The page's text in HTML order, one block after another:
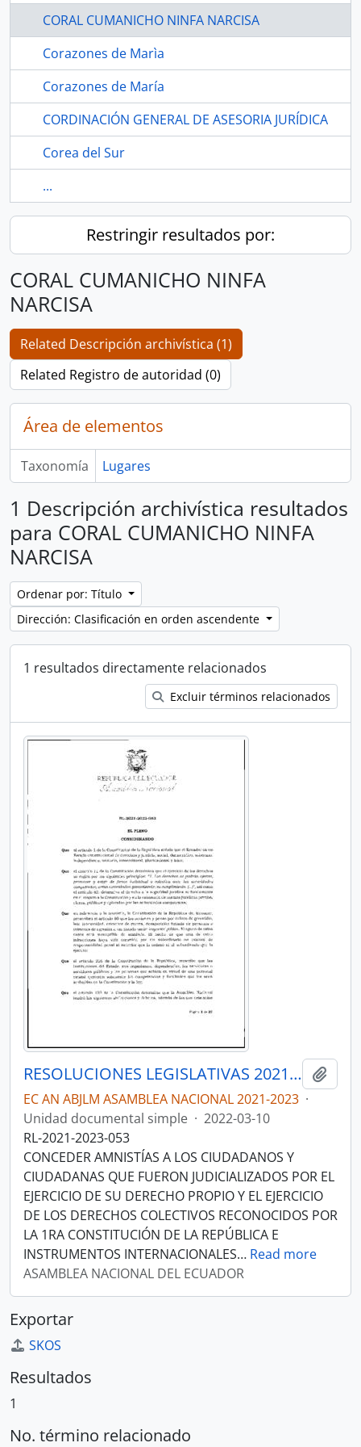
CORAL CUMANICHO NINFA NARCISA
Corazones de Marìa
Corazones de María
CORDINACIÓN GENERAL DE ASESORIA JURÍDICA
Corea del Sur
...
Restringir resultados por:
CORAL CUMANICHO NINFA
NARCISA
Related Descripción archivística (1)
Related Registro de autoridad (0)
Área de elementos
Taxonomía Lugares
1 Descripción archivística resultados
para CORAL CUMANICHO NINFA
NARCISA
Ordenar por: Título
Dirección: Clasificación en orden ascendente
1 resultados directamente relacionados
Excluir términos relacionados
RESOLUCIONES LEGISLATIVAS 2021-2023
EC AN ABJLM ASAMBLEA NACIONAL 2021-2023 ·
Unidad documental simple · 2022-03-10
RL-2021-2023-053
CONCEDER AMNISTÍAS A LOS CIUDADANOS Y
CIUDADANAS QUE FUERON JUDICIALIZADOS POR EL
EJERCICIO DE SU DERECHO PROPIO Y EL EJERCICIO
DE LOS DERECHOS COLECTIVOS RECONOCIDOS POR
LA 1RA CONSTITUCIÓN DE LA REPÚBLICA E
INSTRUMENTOS INTERNACIONALES… Read more
ASAMBLEA NACIONAL DEL ECUADOR
Exportar
SKOS
Resultados
1
No. término relacionado